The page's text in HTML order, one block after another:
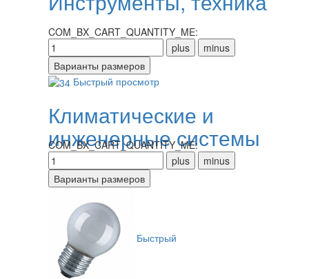
COM_BX_CART_QUANTITY_ME:
Быстрый просмотр
Климатические и
инженерные системы
COM_BX_CART_QUANTITY_ME:
Быстрый